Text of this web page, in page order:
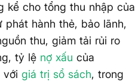
kể cho tổng thu nhập của
hành thẻ, bảo lãnh,
thu, giảm tải rủi ro
tỷ lệ nợ xấu của
vớigiá trị sổ sách, trong